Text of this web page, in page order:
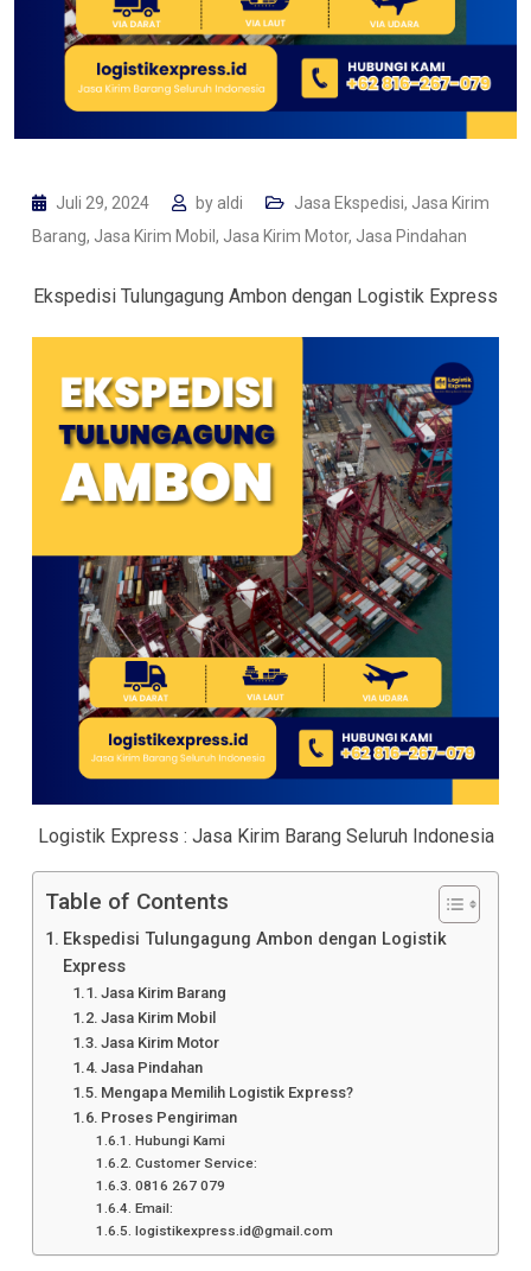
Juli 29, 2024 by aldi Jasa Ekspedisi, Jasa Kirim
Barang, Jasa Kirim Mobil , Jasa Kirim Motor, Jasa Pindahan
Ekspedisi Tulungagung Ambon dengan Logistik Express
Logistik Express : Jasa Kirim Barang Seluruh Indonesia
Table of Contents
Ekspedisi Tulungagung Ambon dengan Logistik
Express
Jasa Kirim Barang
Jasa Kirim Mobil
Jasa Kirim Motor
Jasa Pindahan
Mengapa Memilih Logistik Express?
Proses Pengiriman
Hubungi Kami
Customer Service:
0816 267 079
Email:
logistikexpress.id@gmail.com